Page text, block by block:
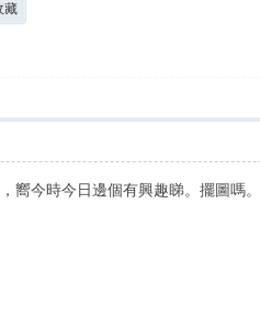
藏
嚮今時今日邊個有興趣睇。擺圖嗎。